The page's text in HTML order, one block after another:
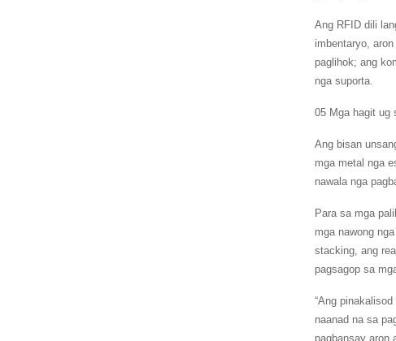
Ang RFID dili
imbentaryo,
paglihok; ang
nga suporta.
05 Mga hagit ug
Ang bisan
mga metal nga
nawala nga
Para sa mga
mga nawong
stacking, ang
pagsagop sa
“Ang
naanad na sa
pagbansay aron